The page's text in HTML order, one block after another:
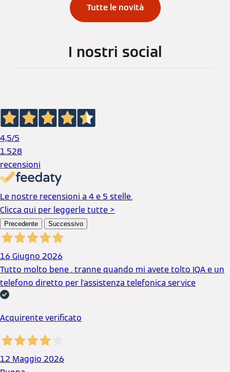
Tutte le novità
I nostri social
4,5/5
1.528
recensioni
Le nostre recensioni a 4 e 5 stelle.
Clicca qui per leggerle tutte >
Precedente Successivo
16 Giugno 2026
Tutto molto bene . tranne quando mi avete tolto IQA e un
telefono diretto per l'assistenza telefonica service
Acquirente verificato
12 Maggio 2026